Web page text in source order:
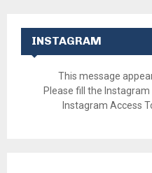
INSTAGRAM
This message
Please fill the
Instagram Access